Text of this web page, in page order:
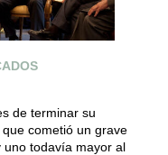
de terminar su
cometió un grave
todavía mayor al